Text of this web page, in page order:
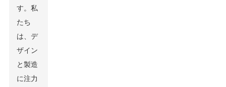
す。私
たち
は、デ
ザイン
と製造
に注力